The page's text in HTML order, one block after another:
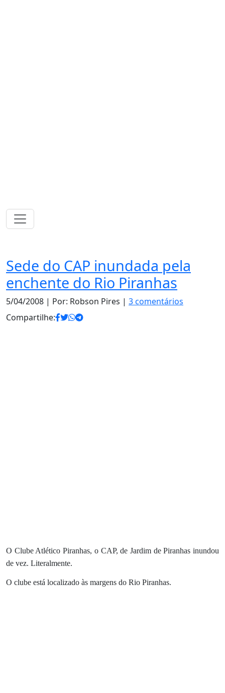
Sede do CAP inundada pela
enchente do Rio Piranhas
5/04/2008 | Por: Robson Pires | 3 comentários
Compartilhe:
O Clube Atlético Piranhas, o CAP, de Jardim de Piranhas inundou
de vez. Literalmente.
O clube está localizado às margens do Rio Piranhas.